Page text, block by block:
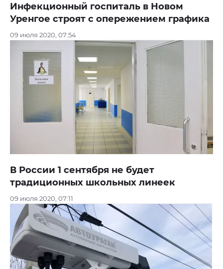
Инфекционный госпиталь в Новом
Уренгое строят с опережением графика
09 июля 2020, 07:54
В России 1 сентября не будет
традиционных школьных линеек
09 июля 2020, 07:11